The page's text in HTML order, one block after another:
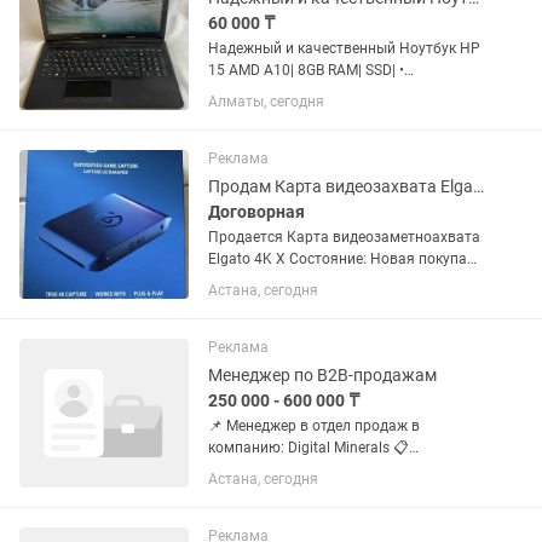
60 000 ₸
Надежный и качественный Ноутбук HP
15 AMD A10| 8GB RAM| SSD| •
Характеристики | Процессор: AMD A10-
5745M 2.10Ghz | Память: ОЗУ/8 ГБ,
Алматы, сегодня
Реклама
Продам Карта видеозахвата Elgato 4K X
Договорная
Продается Карта видеозаметноахвата
Elgato 4K X Состояние: Новая покупали
27.07.2026 года. Elgato 4K X — Внешняя
карта захвата нового поколения Elgato
устройство для...
Астана, сегодня
Реклама
Менеджер по B2B-продажам
250 000 - 600 000 ₸
📌 Менеджер в отдел продаж в
компанию: Digital Minerals 📋
Обязанности: – Холодный обзвон
компаний-поставщиков (крупные и
преимуществ нашего маркетплейса по
Астана, сегодня
Реклама